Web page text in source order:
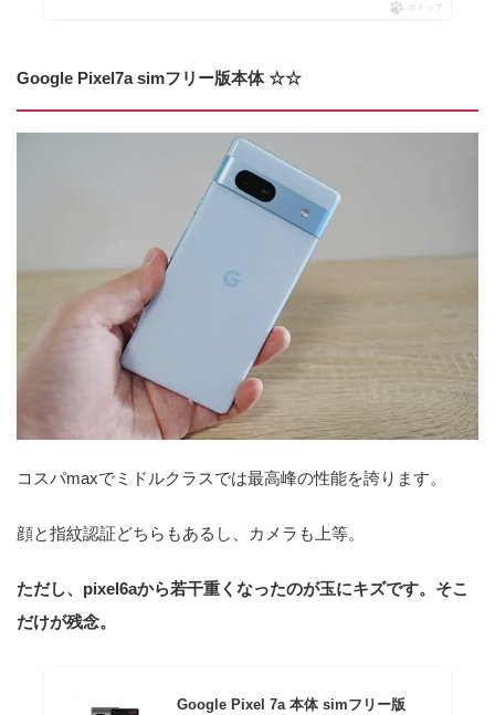
ポチップ
Google Pixel7a simフリー版本体 ☆☆
コスパmaxでミドルクラスでは最高峰の性能を誇ります。
顔と指紋認証どちらもあるし、カメラも上等。
ただし、pixel6aから若干重くなったのが玉にキズです。そこ
だけが残念。
Google Pixel 7a 本体 simフリー版